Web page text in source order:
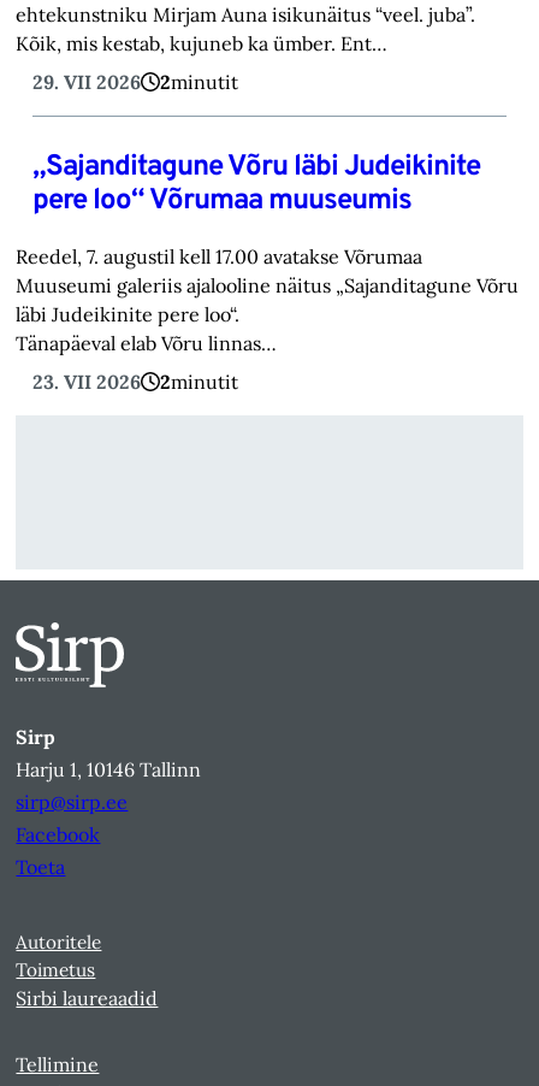
ehtekunstniku Mirjam Auna isikunäitus “veel. juba”.
Kõik, mis kestab, kujuneb ka ümber. Ent…
29. VII 2026
2minutit
„Sajanditagune Võru läbi Judeikinite
pere loo“ Võrumaa muuseumis
Reedel, 7. augustil kell 17.00 avatakse Võrumaa
Muuseumi galeriis ajalooline näitus „Sajanditagune Võru
läbi Judeikinite pere loo“.
Tänapäeval elab Võru linnas…
23. VII 2026
2minutit
Sirp
Harju 1, 10146 Tallinn
sirp@sirp.ee
Facebook
Toeta
Autoritele
Toimetus
Sirbi laureaadid
Tellimine